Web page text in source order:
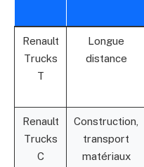
Renault
Trucks
T
Longue
distance
Renault
Trucks
C
Construction,
transport
matériaux